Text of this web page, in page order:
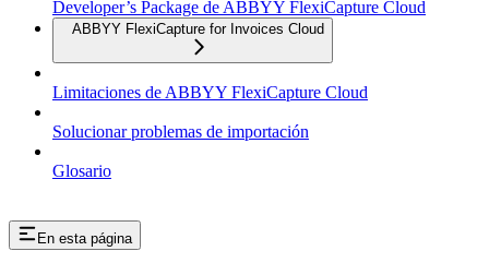
Developer’s Package de ABBYY FlexiCapture Cloud
ABBYY FlexiCapture for Invoices Cloud
Limitaciones de ABBYY FlexiCapture Cloud
Solucionar problemas de importación
Glosario
En esta página